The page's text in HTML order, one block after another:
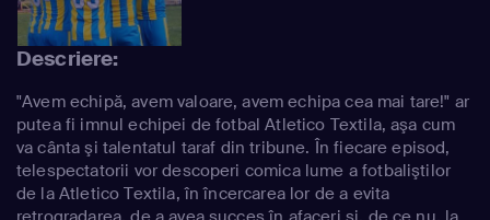
Descriere:
"Avem echipă, avem valoare, avem echipa cea mai tare!" ar
putea fi imnul echipei de fotbal Atletico Textila, aşa cum
va cânta şi talentatul taraf din tribune. În fiecare episod,
telespectatorii vor descoperi comica lume a fotbaliştilor
de la Atletico Textila, în încercarea lor de a evita